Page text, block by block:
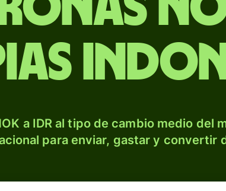
a IDR al tipo de cambio medio del
para enviar, gastar y convertir